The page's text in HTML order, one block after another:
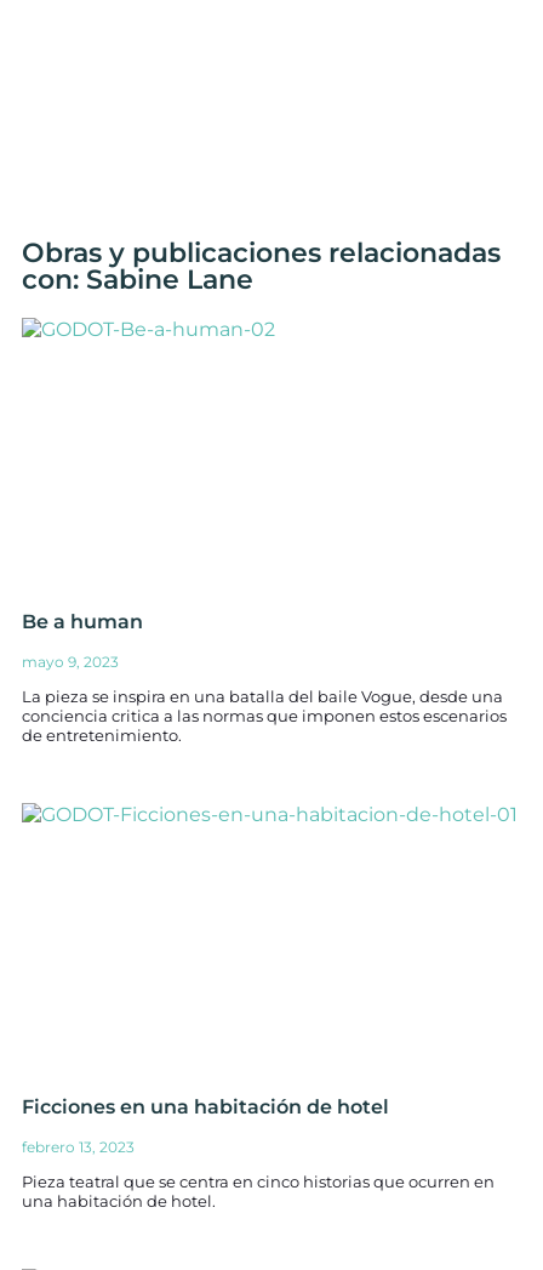
Obras y publicaciones relacionadas
con: Sabine Lane
Be a human
mayo 9, 2023
La pieza se inspira en una batalla del baile Vogue, desde una
conciencia critica a las normas que imponen estos escenarios
de entretenimiento.
Ficciones en una habitación de hotel
febrero 13, 2023
Pieza teatral que se centra en cinco historias que ocurren en
una habitación de hotel.